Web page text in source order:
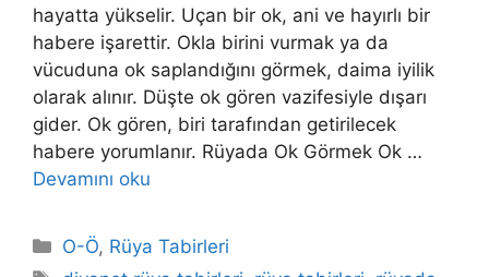
hayatta yükselir. Uçan bir ok, ani ve hayırlı bir
habere işarettir. Okla birini vurmak ya da
vücuduna ok sap­landığını görmek, daima iyilik
olarak alınır. Düşte ok gören vazifesiyle dışarı
gider. Ok gören, biri tarafından getirilecek
habere yorumlanır. Rüyada Ok Görmek Ok …
Devamını oku
Kategoriler
O-Ö, Rüya Tabirleri